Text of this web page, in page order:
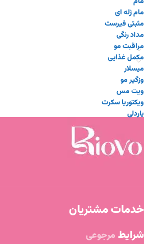
مام ژله ای
مثبتی فیرست
مداد رنگی
مراقبت مو
مکمل غذایی
میسلار
وزگیر مو
ویت مس
ویکتوریا سکرت
یاردلی
خدمات مشتریان
شرایط مرجوعی